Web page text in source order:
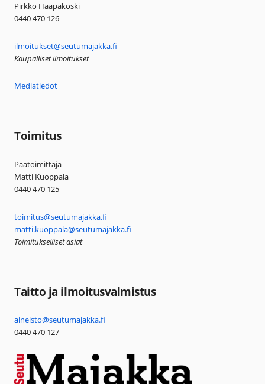
Pirkko Haapakoski
0440 470 126
ilmoitukset@seutumajakka.fi
Kaupalliset ilmoitukset
Mediatiedot
Toimitus
Päätoimittaja
Matti Kuoppala
0440 470 125
toimitus@seutumajakka.fi
matti.kuoppala@seutumajakka.fi
Toimitukselliset asiat
Taitto ja ilmoitusvalmistus
aineisto@seutumajakka.fi
0440 470 127